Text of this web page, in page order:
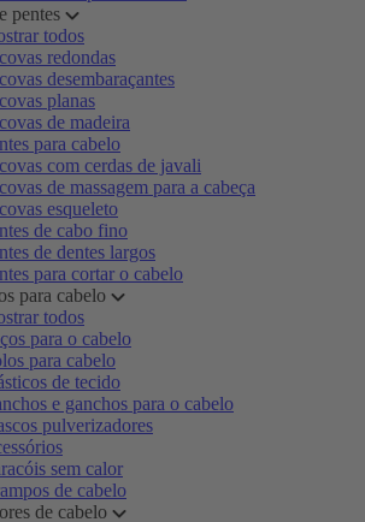
pentes
todos
redondas
desembaraçantes
planas
de madeira
para cabelo
com cerdas de javali
de massagem para a cabeça
esqueleto
de cabo fino
de dentes largos
para cortar o cabelo
para cabelo
todos
para o cabelo
para cabelo
de tecido
e ganchos para o cabelo
pulverizadores
sem calor
de cabelo
de cabelo